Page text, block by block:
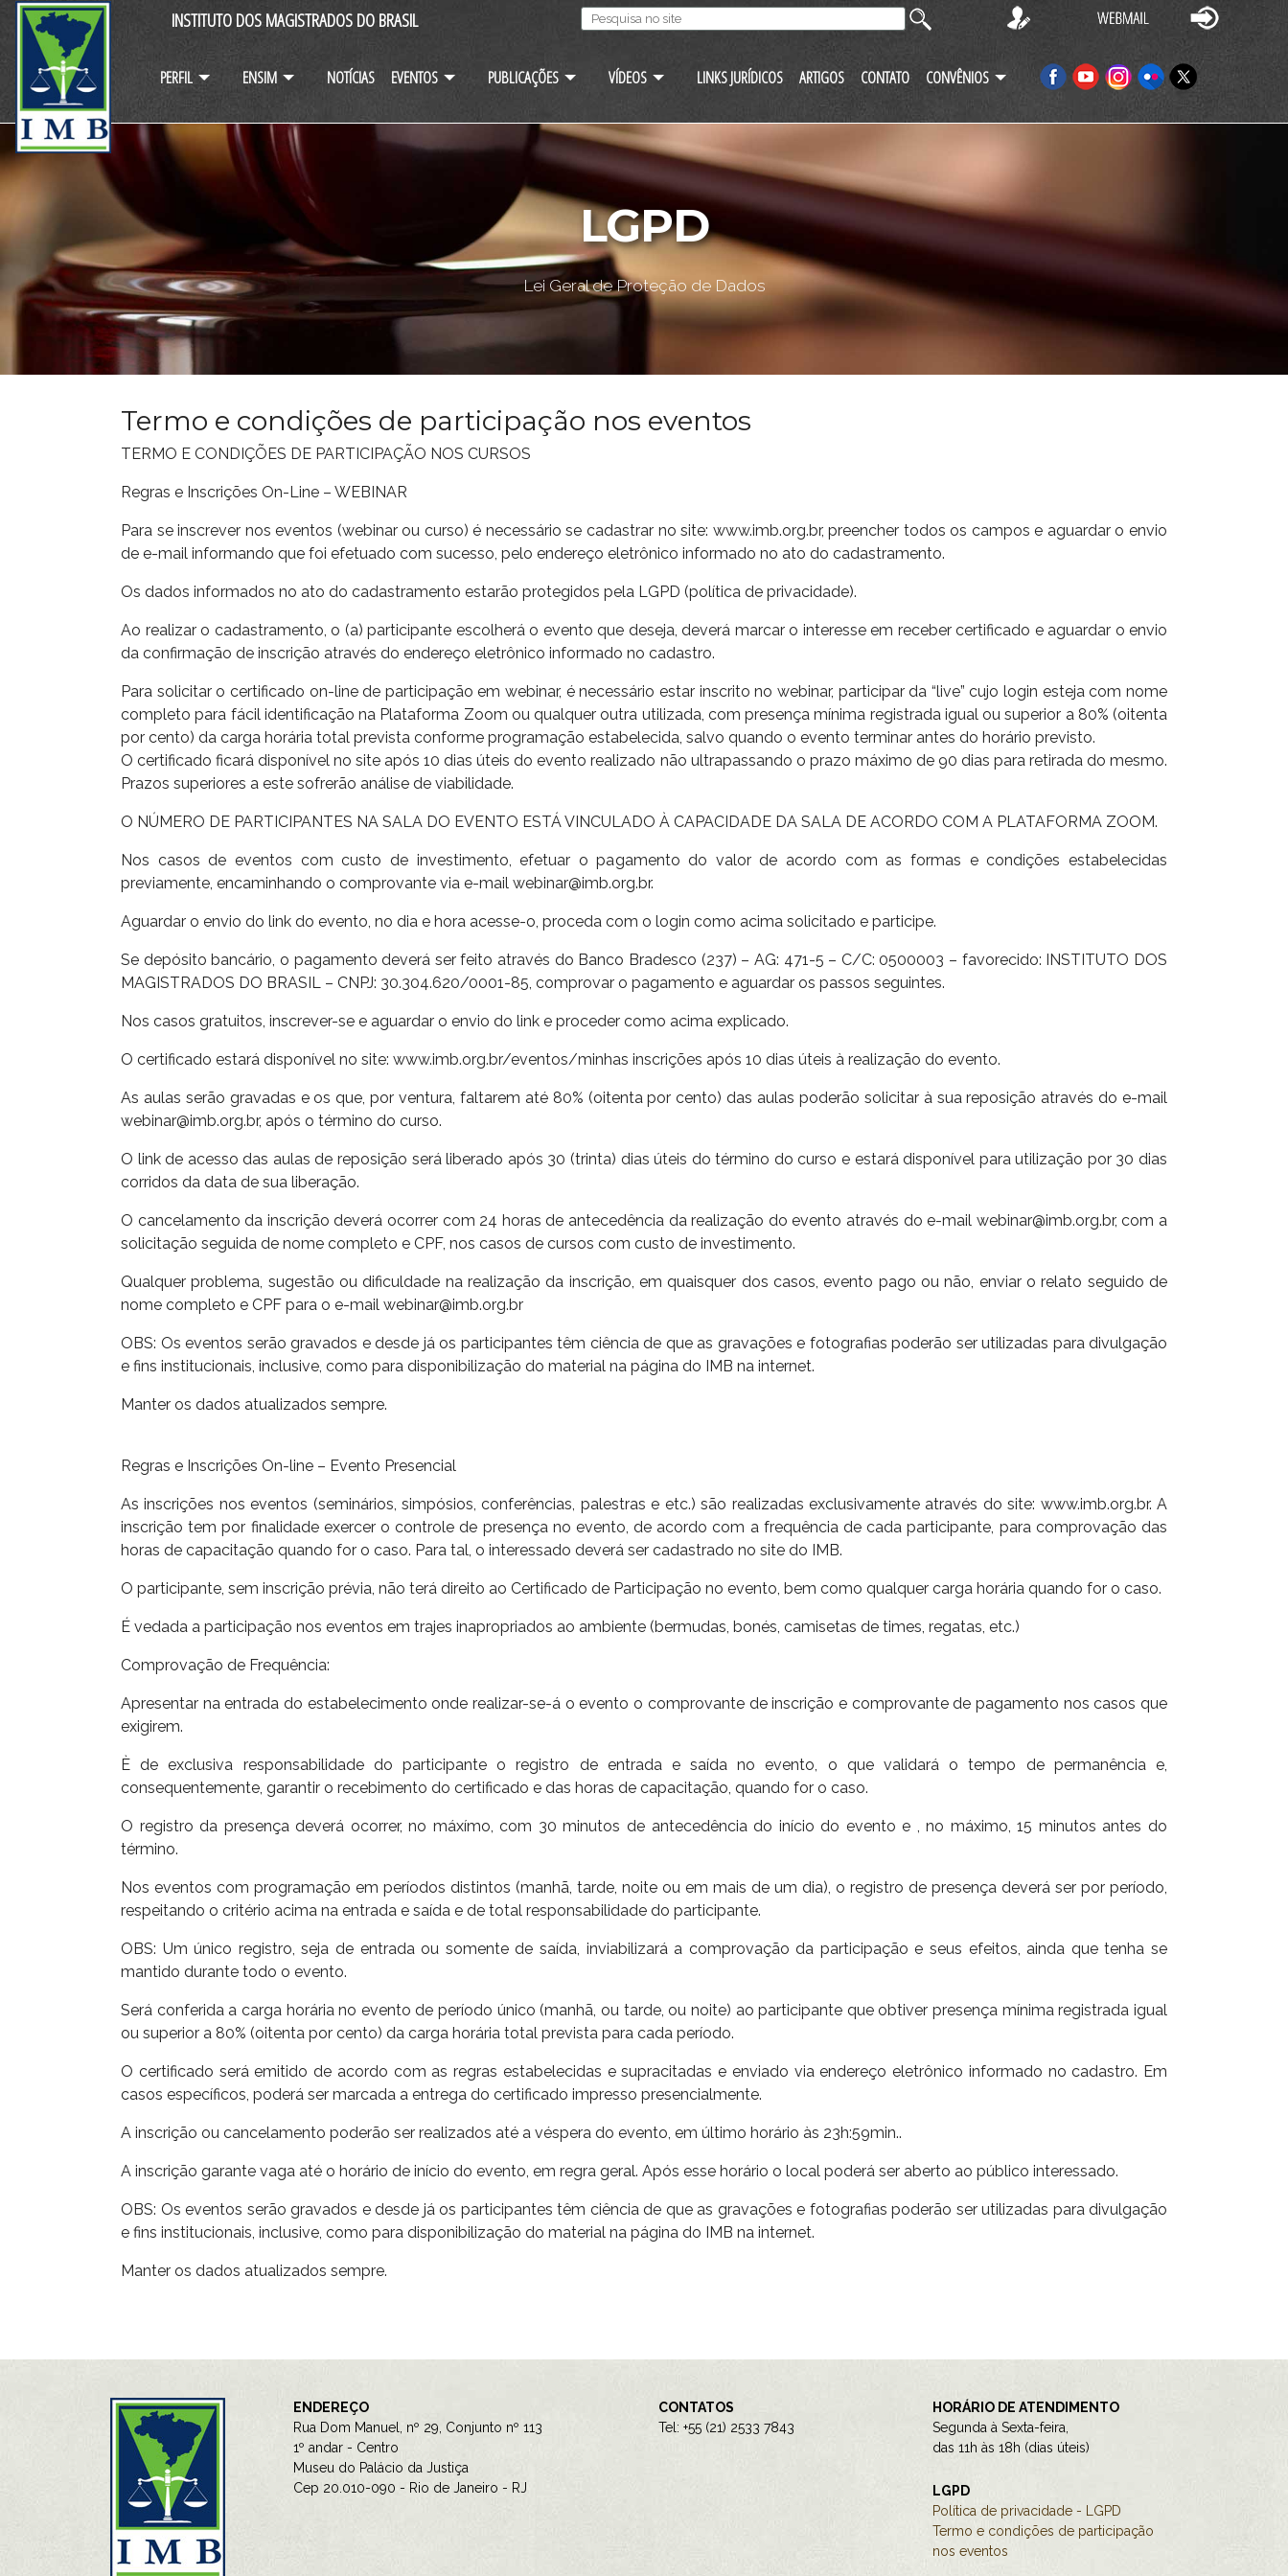
INSTITUTO DOS MAGISTRADOS DO BRASIL
PERFIL ENSIM NOTÍCIAS EVENTOS PUBLICAÇÕES VÍDEOS LINKS JURÍDICOS ARTIGOS CONTATO CONVÊNIOS
LGPD
Lei Geral de Proteção de Dados
Termo e condições de participação nos eventos
TERMO E CONDIÇÕES DE PARTICIPAÇÃO NOS CURSOS
Regras e Inscrições On-Line – WEBINAR
Para se inscrever nos eventos (webinar ou curso) é necessário se cadastrar no site: www.imb.org.br, preencher todos os campos e aguardar o envio
de e-mail informando que foi efetuado com sucesso, pelo endereço eletrônico informado no ato do cadastramento.
Os dados informados no ato do cadastramento estarão protegidos pela LGPD (política de privacidade).
Ao realizar o cadastramento, o (a) participante escolherá o evento que deseja, deverá marcar o interesse em receber certificado e aguardar o envio
da confirmação de inscrição através do endereço eletrônico informado no cadastro.
Para solicitar o certificado on-line de participação em webinar, é necessário estar inscrito no webinar, participar da “live” cujo login esteja com nome
completo para fácil identificação na Plataforma Zoom ou qualquer outra utilizada, com presença mínima registrada igual ou superior a 80% (oitenta
por cento) da carga horária total prevista conforme programação estabelecida, salvo quando o evento terminar antes do horário previsto.
O certificado ficará disponível no site após 10 dias úteis do evento realizado não ultrapassando o prazo máximo de 90 dias para retirada do mesmo.
Prazos superiores a este sofrerão análise de viabilidade.
O NÚMERO DE PARTICIPANTES NA SALA DO EVENTO ESTÁ VINCULADO À CAPACIDADE DA SALA DE ACORDO COM A PLATAFORMA ZOOM.
Nos casos de eventos com custo de investimento, efetuar o pagamento do valor de acordo com as formas e condições estabelecidas
previamente, encaminhando o comprovante via e-mail webinar@imb.org.br.
Aguardar o envio do link do evento, no dia e hora acesse-o, proceda com o login como acima solicitado e participe.
Se depósito bancário, o pagamento deverá ser feito através do Banco Bradesco (237) – AG: 471-5 – C/C: 0500003 – favorecido: INSTITUTO DOS
MAGISTRADOS DO BRASIL – CNPJ: 30.304.620/0001-85, comprovar o pagamento e aguardar os passos seguintes.
Nos casos gratuitos, inscrever-se e aguardar o envio do link e proceder como acima explicado.
O certificado estará disponível no site: www.imb.org.br/eventos/minhas inscrições após 10 dias úteis à realização do evento.
As aulas serão gravadas e os que, por ventura, faltarem até 80% (oitenta por cento) das aulas poderão solicitar à sua reposição através do e-mail
webinar@imb.org.br, após o término do curso.
O link de acesso das aulas de reposição será liberado após 30 (trinta) dias úteis do término do curso e estará disponível para utilização por 30 dias
corridos da data de sua liberação.
O cancelamento da inscrição deverá ocorrer com 24 horas de antecedência da realização do evento através do e-mail webinar@imb.org.br, com a
solicitação seguida de nome completo e CPF, nos casos de cursos com custo de investimento.
Qualquer problema, sugestão ou dificuldade na realização da inscrição, em quaisquer dos casos, evento pago ou não, enviar o relato seguido de
nome completo e CPF para o e-mail webinar@imb.org.br
OBS: Os eventos serão gravados e desde já os participantes têm ciência de que as gravações e fotografias poderão ser utilizadas para divulgação
e fins institucionais, inclusive, como para disponibilização do material na página do IMB na internet.
Manter os dados atualizados sempre.
Regras e Inscrições On-line – Evento Presencial
As inscrições nos eventos (seminários, simpósios, conferências, palestras e etc.) são realizadas exclusivamente através do site: www.imb.org.br. A
inscrição tem por finalidade exercer o controle de presença no evento, de acordo com a frequência de cada participante, para comprovação das
horas de capacitação quando for o caso. Para tal, o interessado deverá ser cadastrado no site do IMB.
O participante, sem inscrição prévia, não terá direito ao Certificado de Participação no evento, bem como qualquer carga horária quando for o caso.
É vedada a participação nos eventos em trajes inapropriados ao ambiente (bermudas, bonés, camisetas de times, regatas, etc.)
Comprovação de Frequência:
Apresentar na entrada do estabelecimento onde realizar-se-á o evento o comprovante de inscrição e comprovante de pagamento nos casos que
exigirem.
È de exclusiva responsabilidade do participante o registro de entrada e saída no evento, o que validará o tempo de permanência e,
consequentemente, garantir o recebimento do certificado e das horas de capacitação, quando for o caso.
O registro da presença deverá ocorrer, no máxímo, com 30 minutos de antecedência do início do evento e , no máximo, 15 minutos antes do
término.
Nos eventos com programação em períodos distintos (manhã, tarde, noite ou em mais de um dia), o registro de presença deverá ser por período,
respeitando o critério acima na entrada e saída e de total responsabilidade do participante.
OBS: Um único registro, seja de entrada ou somente de saída, inviabilizará a comprovação da participação e seus efeitos, ainda que tenha se
mantido durante todo o evento.
Será conferida a carga horária no evento de período único (manhã, ou tarde, ou noite) ao participante que obtiver presença mínima registrada igual
ou superior a 80% (oitenta por cento) da carga horária total prevista para cada período.
O certificado será emitido de acordo com as regras estabelecidas e supracitadas e enviado via endereço eletrônico informado no cadastro. Em
casos específicos, poderá ser marcada a entrega do certificado impresso presencialmente.
A inscrição ou cancelamento poderão ser realizados até a véspera do evento, em último horário às 23h:59min..
A inscrição garante vaga até o horário de início do evento, em regra geral. Após esse horário o local poderá ser aberto ao público interessado.
OBS: Os eventos serão gravados e desde já os participantes têm ciência de que as gravações e fotografias poderão ser utilizadas para divulgação
e fins institucionais, inclusive, como para disponibilização do material na página do IMB na internet.
Manter os dados atualizados sempre.
ENDEREÇO
Rua Dom Manuel, nº 29, Conjunto nº 113
1º andar - Centro
Museu do Palácio da Justiça
Cep 20.010-090 - Rio de Janeiro - RJ
CONTATOS
Tel: +55 (21) 2533 7843
HORÁRIO DE ATENDIMENTO
Segunda à Sexta-feira,
das 11h às 18h (dias úteis)
LGPD
Política de privacidade - LGPD
Termo e condições de participação
nos eventos